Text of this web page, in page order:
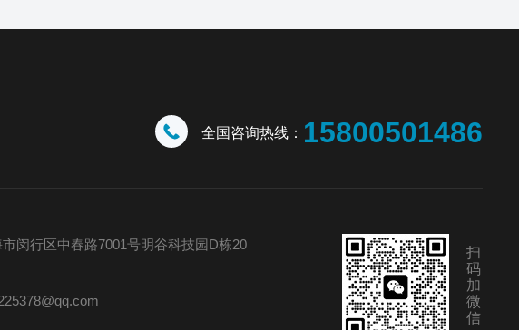
全国咨询热线： 15800501486
闵行区中春路7001号明谷科技园D栋20
扫
码
加
微
信